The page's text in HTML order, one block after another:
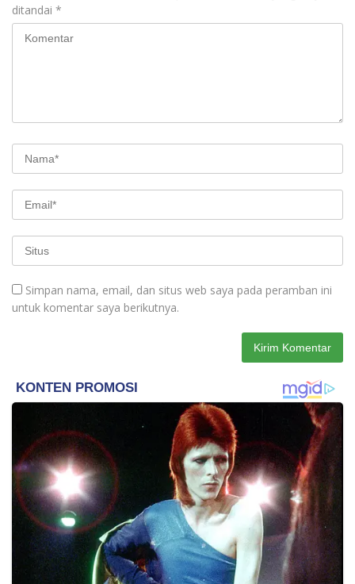
ditandai *
Simpan nama, email, dan situs web saya pada peramban ini
untuk komentar saya berikutnya.